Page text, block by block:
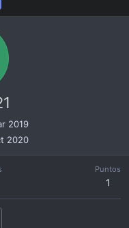
2019
2020
Puntos
1